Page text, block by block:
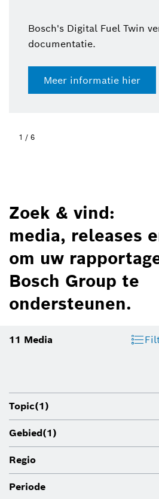
Bosch's Digital Fuel Twin
documentatie.
Meer informatie hier
1 / 6
Zoek & vind:
media, releases
om uw
Bosch Group te
ondersteunen.
11 Media
Topic(1)
Gebied(1)
Regio
Periode